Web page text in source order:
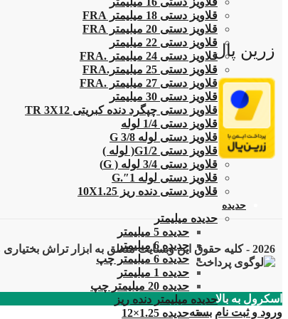
قلاویز دستی 18 میلیمتر FRA
قلاویز دستی 20 میلیمتر FRA
قلاویز دستی 22 میلیمتر
قلاویز دستی 24 میلیمتر .FRA
قلاویز دستی 25 میلیمتر.FRA
قلاویز دستی 27 میلیمتر .FRA
قلاویز دستی 30 میلیمتر
قلاویز دستی چپگرد دنده کبریتی TR 3X12
قلاویز دستی 1/4 لوله
قلاویز دستی لوله G 3/8
قلاویز دستی G1/2( لوله )
قلاویز دستی 3/4 لوله ( G)
قلاویز دستی لوله 1″.G
قلاویز دستی دنده ریز 10X1.25
حدیده
حدیده میلیمتر
حدیده 5 میلیمتر
حدیده 6 میلیمتر
حدیده 6 میلیمتر چپ
حدیده 1 میلیمتر
حدیده 20 میلیمتر چپ
حدیده میلیمتر دنده ریز
حدیده 1.25×12
زرین پال
2026 - کلیه حقوق این وبسایت متعلق به ابزار تراش بختیاری میباشد
اسکرول به بالا
ورود و ثبت نام بسته